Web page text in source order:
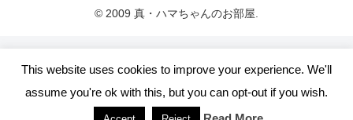
© 2009 真・ハマちゃんのお部屋.
This website uses cookies to improve your experience. We'll
assume you're ok with this, but you can opt-out if you wish.